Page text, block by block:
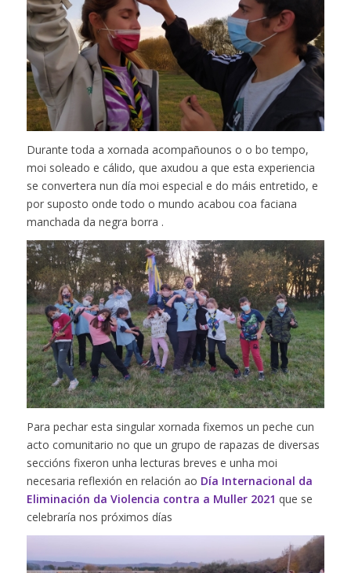
Durante toda a xornada acompañounos o o bo tempo,
moi soleado e cálido, que axudou a que esta experiencia
se convertera nun día moi especial e do máis entretido, e
por suposto onde todo o mundo acabou coa faciana
manchada da negra borra .
Para pechar esta singular xornada fixemos un peche cun
acto comunitario no que un grupo de rapazas de diversas
seccións fixeron unha lecturas breves e unha moi
necesaria reflexión en relación ao Día Internacional da
Eliminación da Violencia contra a Muller 2021 que se
celebraría nos próximos días